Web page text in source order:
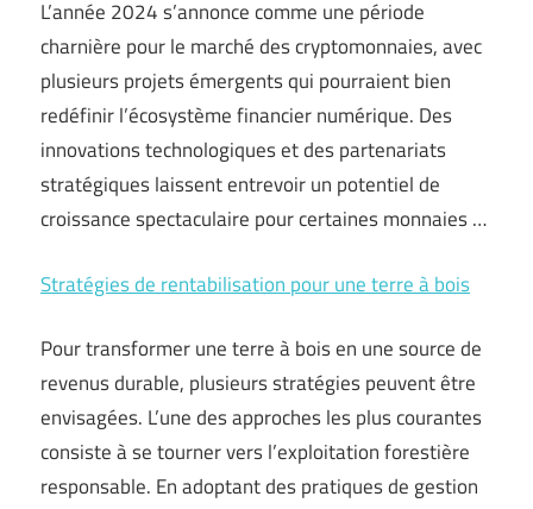
L’année 2024 s’annonce comme une période
charnière pour le marché des cryptomonnaies, avec
plusieurs projets émergents qui pourraient bien
redéfinir l’écosystème financier numérique. Des
innovations technologiques et des partenariats
stratégiques laissent entrevoir un potentiel de
croissance spectaculaire pour certaines monnaies …
Stratégies de rentabilisation pour une terre à bois
Pour transformer une terre à bois en une source de
revenus durable, plusieurs stratégies peuvent être
envisagées. L’une des approches les plus courantes
consiste à se tourner vers l’exploitation forestière
responsable. En adoptant des pratiques de gestion